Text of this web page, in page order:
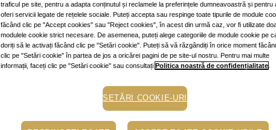
traficul pe site, pentru a adapta conținutul și reclamele la preferințele dumneavoastră și pentru
oferi servicii legate de rețelele sociale. Puteți accepta sau respinge toate tipurile de module
făcând clic pe "Accept cookies" sau "Reject cookies", în acest din urmă caz, vor fi utilizate
modulele cookie strict necesare. De asemenea, puteți alege categoriile de module cookie pe
doriți să le activați făcând clic pe "Setări cookie". Puteți să vă răzgândiți în orice moment
clic pe "Setări cookie" în partea de jos a oricărei pagini de pe site-ul nostru. Pentru mai multe
informații, faceți clic pe "Setări cookie" sau consultațiPolitica noastră de confidențialitate
SETĂRI COOKIE-URI